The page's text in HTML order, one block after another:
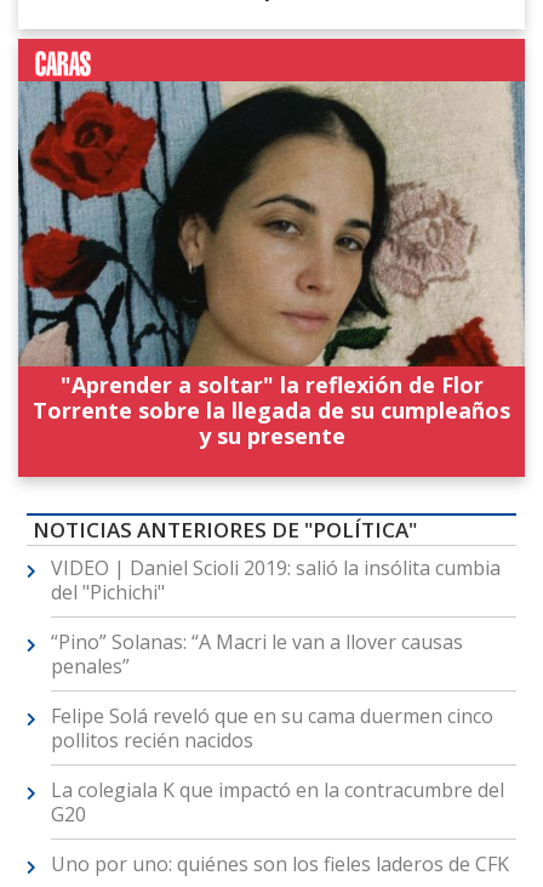
"Aprender a soltar" la reflexión de Flor
Torrente sobre la llegada de su cumpleaños
y su presente
NOTICIAS ANTERIORES DE "POLÍTICA"
VIDEO | Daniel Scioli 2019: salió la insólita cumbia
del "Pichichi"
“Pino” Solanas: “A Macri le van a llover causas
penales”
Felipe Solá reveló que en su cama duermen cinco
pollitos recién nacidos
La colegiala K que impactó en la contracumbre del
G20
Uno por uno: quiénes son los fieles laderos de CFK